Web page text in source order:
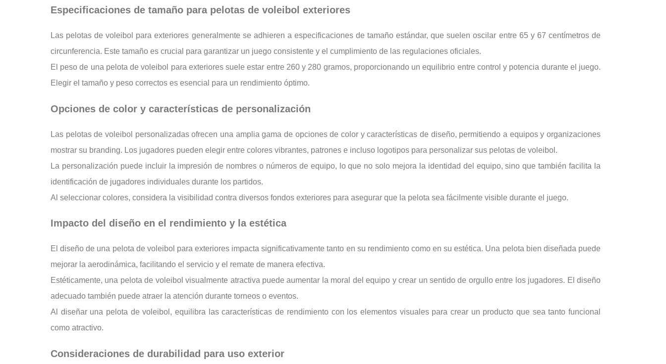
Especificaciones de tamaño para pelotas de voleibol exteriores
Las pelotas de voleibol para exteriores generalmente se adhieren a especificaciones de tamaño estándar, que suelen oscilar entre 65 y 67 centímetros de
circunferencia. Este tamaño es crucial para garantizar un juego consistente y el cumplimiento de las regulaciones oficiales.
El peso de una pelota de voleibol para exteriores suele estar entre 260 y 280 gramos, proporcionando un equilibrio entre control y potencia durante el juego.
Elegir el tamaño y peso correctos es esencial para un rendimiento óptimo.
Opciones de color y características de personalización
Las pelotas de voleibol personalizadas ofrecen una amplia gama de opciones de color y características de diseño, permitiendo a equipos y organizaciones
mostrar su branding. Los jugadores pueden elegir entre colores vibrantes, patrones e incluso logotipos para personalizar sus pelotas de voleibol.
La personalización puede incluir la impresión de nombres o números de equipo, lo que no solo mejora la identidad del equipo, sino que también facilita la
identificación de jugadores individuales durante los partidos.
Al seleccionar colores, considera la visibilidad contra diversos fondos exteriores para asegurar que la pelota sea fácilmente visible durante el juego.
Impacto del diseño en el rendimiento y la estética
El diseño de una pelota de voleibol para exteriores impacta significativamente tanto en su rendimiento como en su estética. Una pelota bien diseñada puede
mejorar la aerodinámica, facilitando el servicio y el remate de manera efectiva.
Estéticamente, una pelota de voleibol visualmente atractiva puede aumentar la moral del equipo y crear un sentido de orgullo entre los jugadores. El diseño
adecuado también puede atraer la atención durante torneos o eventos.
Al diseñar una pelota de voleibol, equilibra las características de rendimiento con los elementos visuales para crear un producto que sea tanto funcional
como atractivo.
Consideraciones de durabilidad para uso exterior